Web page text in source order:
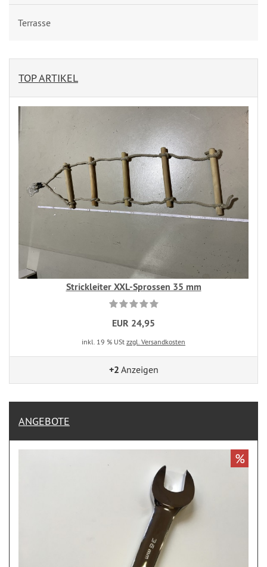
Terrasse
TOP ARTIKEL
Strickleiter XXL-Sprossen 35 mm
EUR 24,95
inkl. 19 % USt zzgl. Versandkosten
+2 Anzeigen
ANGEBOTE
%